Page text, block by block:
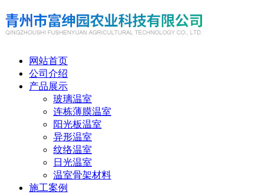
网站首页
公司介绍
产品展示
玻璃温室
连栋薄膜温室
阳光板温室
异形温室
纹络温室
日光温室
温室骨架材料
施工案例